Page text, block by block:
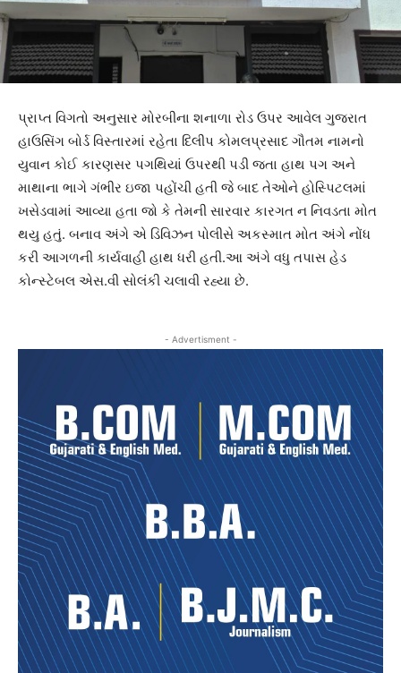
પ્રાપ્ત વિગતો અનુસાર મોરબીના શનાળા રોડ ઉપર આવેલ ગુજરાત
હાઉસિંગ બોર્ડ વિસ્તારમાં રહેતા દિલીપ કોમલપ્રસાદ ગૌતમ નામનો
યુવાન કોઈ કારણસર પગથિયાં ઉપરથી પડી જતા હાથ પગ અને
માથાના ભાગે ગંભીર ઇજા પહોંચી હતી જે બાદ તેઓને હોસ્પિટલમાં
ખસેડવામાં આવ્યા હતા જો કે તેમની સારવાર કારગત ન નિવડતા મોત
થયુ હતું. બનાવ અંગે એ ડિવિઝન પોલીસે અકસ્માત મોત અંગે નોંધ
કરી આગળની કાર્યવાહી હાથ ધરી હતી.આ અંગે વધુ તપાસ હેડ
કોન્સ્ટેબલ એસ.વી સોલંકી ચલાવી રહ્યા છે.
- Advertisment -